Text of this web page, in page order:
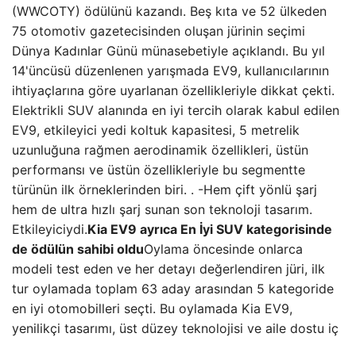
(WWCOTY) ödülünü kazandı. Beş kıta ve 52 ülkeden
75 otomotiv gazetecisinden oluşan jürinin seçimi
Dünya Kadınlar Günü münasebetiyle açıklandı. Bu yıl
14'üncüsü düzenlenen yarışmada EV9, kullanıcılarının
ihtiyaçlarına göre uyarlanan özellikleriyle dikkat çekti.
Elektrikli SUV alanında en iyi tercih olarak kabul edilen
EV9, etkileyici yedi koltuk kapasitesi, 5 metrelik
uzunluğuna rağmen aerodinamik özellikleri, üstün
performansı ve üstün özellikleriyle bu segmentte
türünün ilk örneklerinden biri. . -Hem çift yönlü şarj
hem de ultra hızlı şarj sunan son teknoloji tasarım.
Etkileyiciydi.Kia EV9 ayrıca En İyi SUV kategorisinde
de ödülün sahibi olduOylama öncesinde onlarca
modeli test eden ve her detayı değerlendiren jüri, ilk
tur oylamada toplam 63 aday arasından 5 kategoride
en iyi otomobilleri seçti. Bu oylamada Kia EV9,
yenilikçi tasarımı, üst düzey teknolojisi ve aile dostu iç